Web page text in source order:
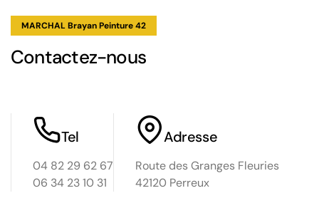
MARCHAL Brayan Peinture 42
Contactez-nous
Tel
04 82 29 62 67
06 34 23 10 31
Adresse
Route des Granges Fleuries
42120 Perreux